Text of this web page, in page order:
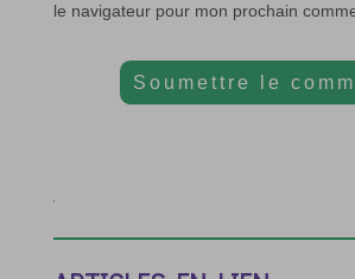
le navigateur pour mon prochain
Soumettre le